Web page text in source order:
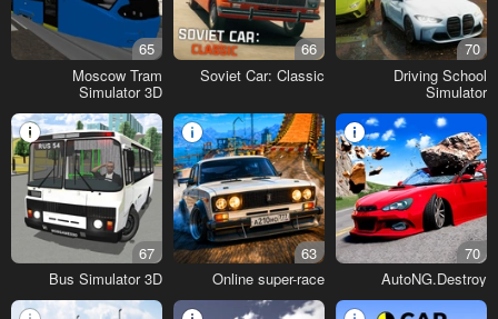
70
Driving School
Simulator
66
Soviet Car: Classic
65
Moscow Tram
Simulator 3D
70
AutoNG.Destroy
63
Online super-race
67
Bus Simulator 3D